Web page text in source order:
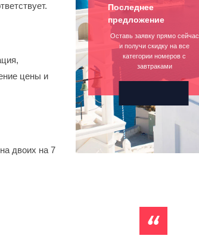
цены и
двоих на 7
Последнее
предложение
Оставь заявку прямо сейчас
и получи скидку на все
категории номеров с
завтраками